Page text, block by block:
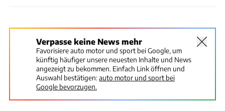
Verpasse keine News mehr
Favorisiere auto motor und sport bei Google, um
künftig häufiger unsere neuesten Inhalte und News
angezeigt zu bekommen. Einfach Link öffnen und
Auswahl bestätigen:auto motor und sport bei
Google bevorzugen.